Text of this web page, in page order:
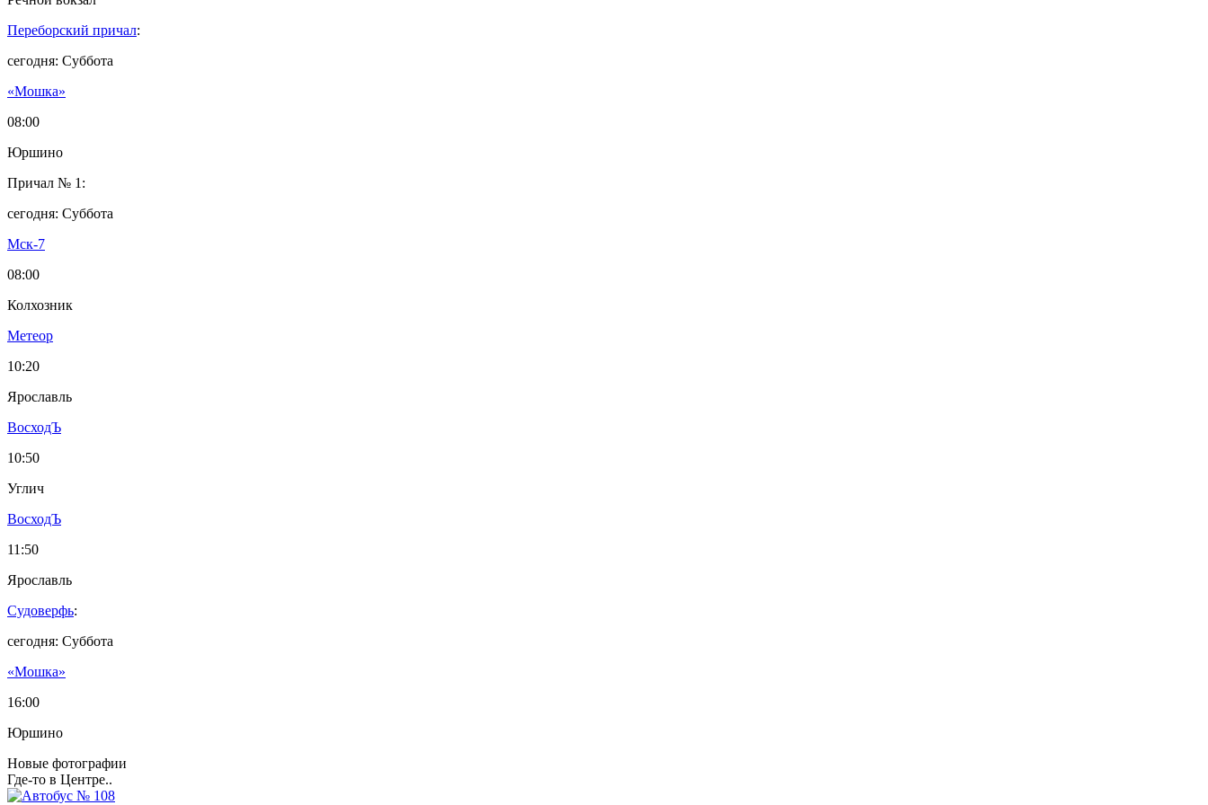
Переборский причал:
сегодня: Суббота
«Мошка»
08:00
Юршино
Причал № 1:
сегодня: Суббота
Мск-7
08:00
Колхозник
Метеор
10:20
Ярославль
ВосходЪ
10:50
Углич
ВосходЪ
11:50
Ярославль
Судоверфь:
сегодня: Суббота
«Мошка»
16:00
Юршино
Новые фотографии
Где-то в Центре..